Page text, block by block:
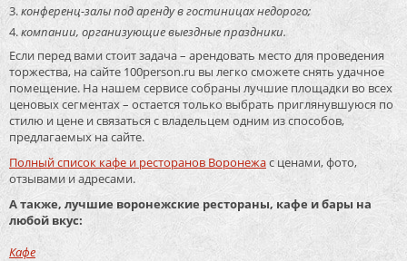
конференц-залы под аренду в гостиницах недорого;
компании, организующие выездные праздники.
Если перед вами стоит задача – арендовать место для проведения
торжества, на сайте 100person.ru вы легко сможете снять удачное
помещение. На нашем сервисе собраны лучшие площадки во всех
ценовых сегментах – остается только выбрать приглянувшуюся по
стилю и цене и связаться с владельцем одним из способов,
предлагаемых на сайте.
Полный список кафе и ресторанов Воронежас ценами, фото,
отзывами и адресами.
А также, лучшие воронежские рестораны, кафе и бары на
любой вкус:
Кафе